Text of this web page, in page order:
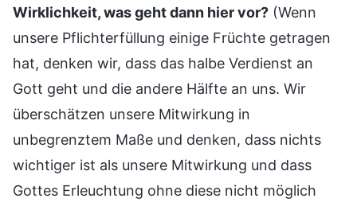
Wirklichkeit, was geht dann hier vor? (Wenn
unsere Pflichterfüllung einige Früchte getragen
hat, denken wir, dass das halbe Verdienst an
Gott geht und die andere Hälfte an uns. Wir
überschätzen unsere Mitwirkung in
unbegrenztem Maße und denken, dass nichts
wichtiger ist als unsere Mitwirkung und dass
Gottes Erleuchtung ohne diese nicht möglich